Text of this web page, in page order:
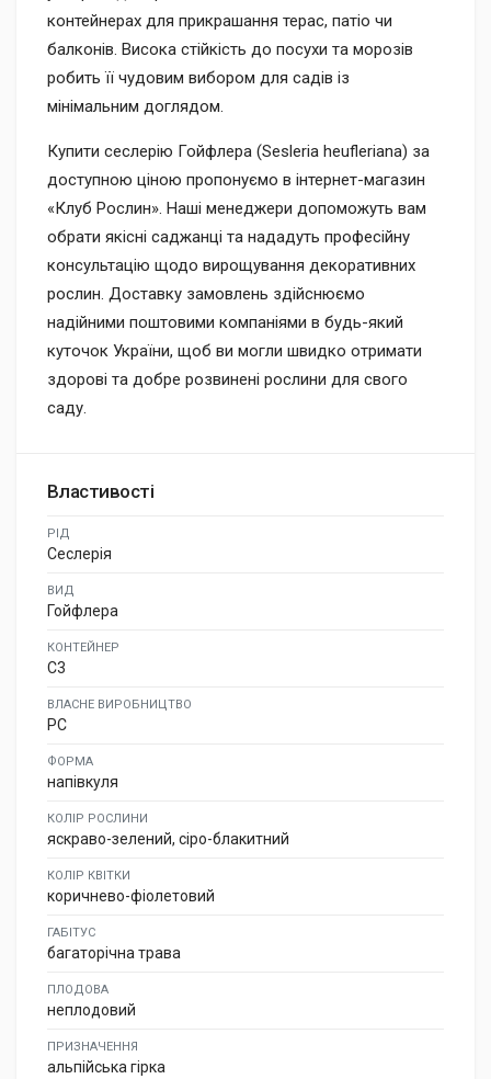
контейнерах для прикрашання терас, патіо чи
балконів. Висока стійкість до посухи та морозів
робить її чудовим вибором для садів із
мінімальним доглядом.
Купити сеслерію Гойфлера (Sesleria heufleriana) за
доступною ціною пропонуємо в інтернет-магазин
«Клуб Рослин». Наші менеджери допоможуть вам
обрати якісні саджанці та нададуть професійну
консультацію щодо вирощування декоративних
рослин. Доставку замовлень здійснюємо
надійними поштовими компаніями в будь-який
куточок України, щоб ви могли швидко отримати
здорові та добре розвинені рослини для свого
саду.
Властивості
РІД
Сеслерія
ВИД
Гойфлера
КОНТЕЙНЕР
C3
ВЛАСНЕ ВИРОБНИЦТВО
PC
ФОРМА
напівкуля
КОЛІР РОСЛИНИ
яскраво-зелений, сіро-блакитний
КОЛІР КВІТКИ
коричнево-фіолетовий
ГАБІТУС
багаторічна трава
ПЛОДОВА
неплодовий
ПРИЗНАЧЕННЯ
альпійська гірка